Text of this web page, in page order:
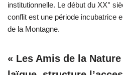
institutionnelle. Le début du XX°
conflit est une période incubatrice
de la Montagne.
« Les Amis de la